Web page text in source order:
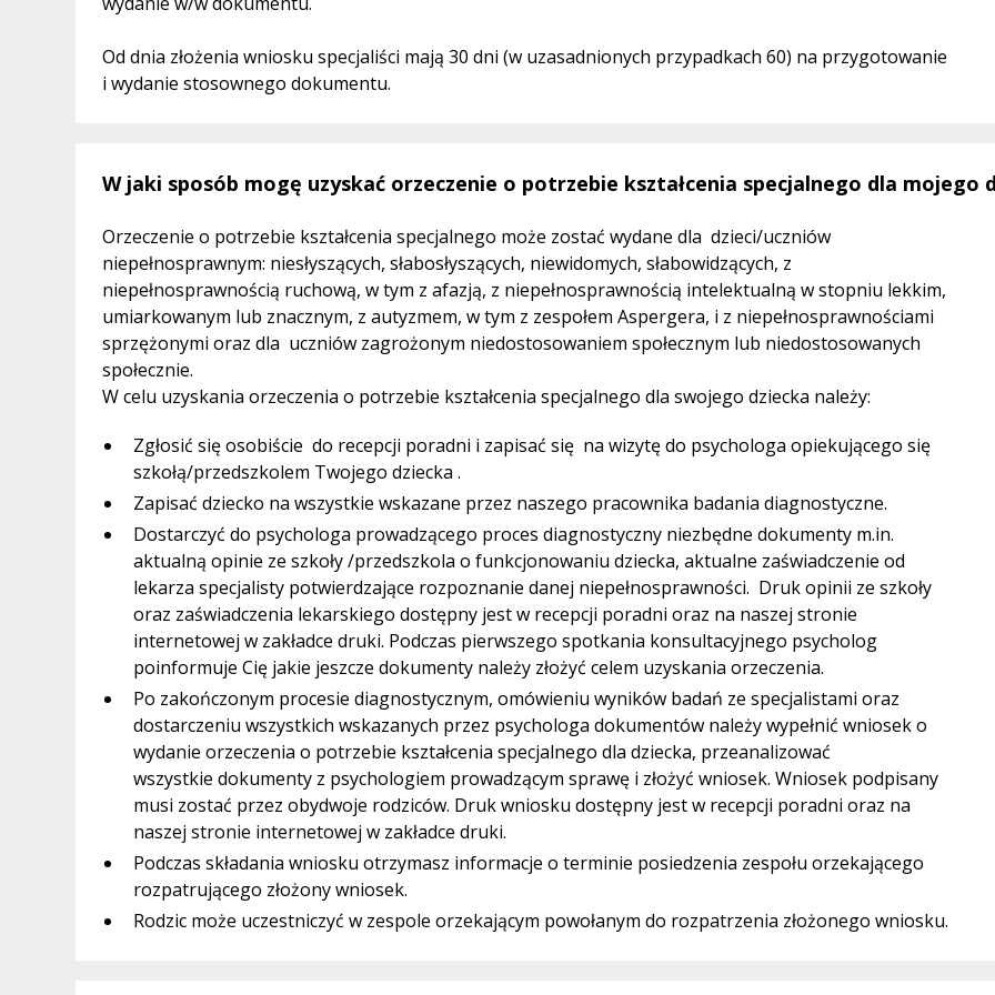
Od dnia złożenia wniosku specjaliści mają 30 dni (w uzasadnionych przypadkach 60) na przygotowanie
i wydanie stosownego dokumentu.
W jaki sposób mogę uzyskać orzeczenie o potrzebie kształcenia specjalnego dla mojego
Orzeczenie o potrzebie kształcenia specjalnego może zostać wydane dla dzieci/uczniów
niepełnosprawnym: niesłyszących, słabosłyszących, niewidomych, słabowidzących, z
niepełnosprawnością ruchową, w tym z afazją, z niepełnosprawnością intelektualną w stopniu lekkim,
umiarkowanym lub znacznym, z autyzmem, w tym z zespołem Aspergera, i z niepełnosprawnościami
sprzężonymi oraz dla uczniów zagrożonym niedostosowaniem społecznym lub niedostosowanych
społecznie.
W celu uzyskania orzeczenia o potrzebie kształcenia specjalnego dla swojego dziecka należy:
Zgłosić się osobiście do recepcji poradni i zapisać się na wizytę do psychologa opiekującego się
szkołą/przedszkolem Twojego dziecka .
Zapisać dziecko na wszystkie wskazane przez naszego pracownika badania diagnostyczne.
Dostarczyć do psychologa prowadzącego proces diagnostyczny niezbędne dokumenty m.in.
aktualną opinie ze szkoły /przedszkola o funkcjonowaniu dziecka, aktualne zaświadczenie od
lekarza specjalisty potwierdzające rozpoznanie danej niepełnosprawności. Druk opinii ze szkoły
oraz zaświadczenia lekarskiego dostępny jest w recepcji poradni oraz na naszej stronie
internetowej w zakładce druki. Podczas pierwszego spotkania konsultacyjnego psycholog
poinformuje Cię jakie jeszcze dokumenty należy złożyć celem uzyskania orzeczenia.
Po zakończonym procesie diagnostycznym, omówieniu wyników badań ze specjalistami oraz
dostarczeniu wszystkich wskazanych przez psychologa dokumentów należy wypełnić wniosek o
wydanie orzeczenia o potrzebie kształcenia specjalnego dla dziecka, przeanalizować
wszystkie dokumenty z psychologiem prowadzącym sprawę i złożyć wniosek. Wniosek podpisany
musi zostać przez obydwoje rodziców. Druk wniosku dostępny jest w recepcji poradni oraz na
naszej stronie internetowej w zakładce druki.
Podczas składania wniosku otrzymasz informacje o terminie posiedzenia zespołu orzekającego
rozpatrującego złożony wniosek.
Rodzic może uczestniczyć w zespole orzekającym powołanym do rozpatrzenia złożonego wniosku.